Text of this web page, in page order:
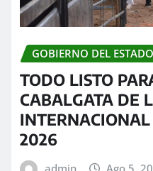
GOBIERNO DEL ESTADO
TODO LISTO
CABALGATA DE
2026
admin Ago 5,